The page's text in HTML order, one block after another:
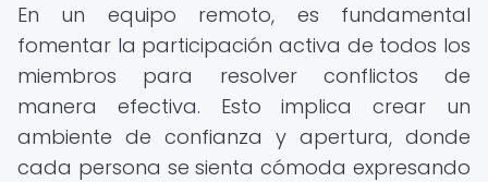
En un equipo remoto, es fundamental
fomentar la participación activa de todos los
miembros para resolver conflictos de
manera efectiva. Esto implica crear un
ambiente de confianza y apertura, donde
cada persona se sienta cómoda expresando